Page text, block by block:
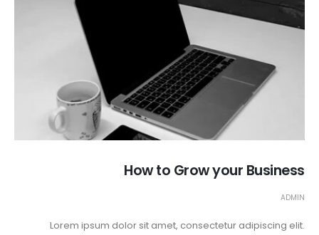
How to Grow your Business
ADMIN
Lorem ipsum dolor sit amet, consectetur adipiscing elit.